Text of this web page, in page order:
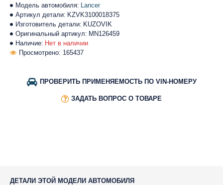
Наличие: Нет в наличии
Модель автомобиля: Lancer
Артикул детали: KZVK3100018375
Изготовитель детали: KUZOVIK
Оригинальный артикул: MN126459
Просмотрено: 165437
ПРОВЕРИТЬ ПРИМЕНЯЕМОСТЬ ПО VIN-НОМЕРУ
ЗАДАТЬ ВОПРОС О ТОВАРЕ
ДЕТАЛИ ЭТОЙ МОДЕЛИ АВТОМОБИЛЯ